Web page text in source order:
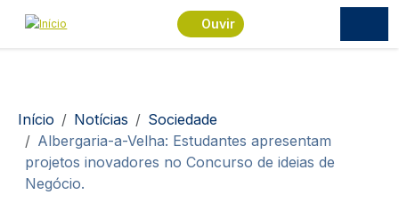
Passar para o conteúdo principal
Ouvir
Navegação estrutural
Início Notícias
Sociedade
Albergaria-a-Velha: Estudantes apresentam
projetos inovadores no Concurso de ideias de
Negócio.